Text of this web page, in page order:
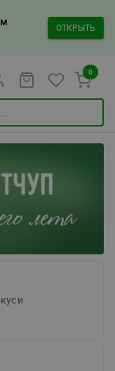
ОТКРЫТЬ
0
и